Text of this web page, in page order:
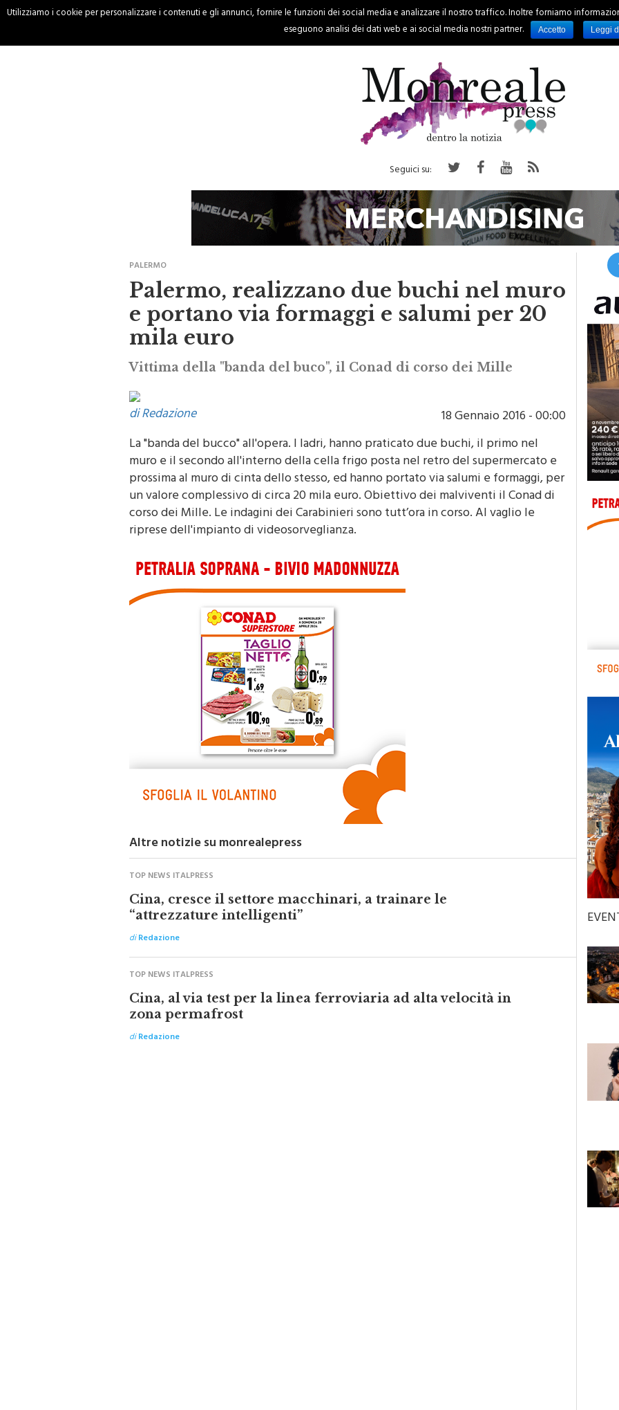
HOME CRONACA PALERMO REGIONE EVENTI RUBRICHE SPORT
Seguici su:
Palermo, realizzano due buchi nel muro
e portano via formaggi e salumi per 20
mila euro
Vittima della "banda del buco", il Conad di corso dei Mille
di Redazione
18 Gennaio 2016 - 00:00
La "banda del bucco" all'opera. I ladri, hanno praticato due buchi, il primo nel
muro e il secondo all'interno della cella frigo posta nel retro del supermercato e
prossima al muro di cinta dello stesso, ed hanno portato via salumi e formaggi, per
un valore complessivo di circa 20 mila euro. Obiettivo dei malviventi il Conad di
corso dei Mille. Le indagini dei Carabinieri sono tutt’ora in corso. Al vaglio le
riprese dell'impianto di videosorveglianza.
Altre notizie su monrealepress
Cina, cresce il settore macchinari, a trainare le
“attrezzature intelligenti”
Cina, al via test per la linea ferroviaria ad alta velocità in
zona permafrost
Utilizziamo i cookie per personalizzare i contenuti e gli annunci, fornire le funzioni dei social media e analizzare il nostro traffico. Inoltre forniamo
eseguono analisi dei dati web e ai social media nostri partner.
Accetto Leggi